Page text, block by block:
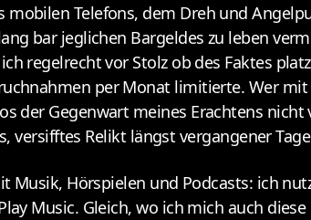
Telefons, dem Dreh und
bar jeglichen Bargeldes zu leben
regelrecht vor Stolz ob des Faktes
per Monat limitierte. Wer
der Gegenwart meines Erachtens
versifftes Relikt längst vergangener
Musik, Hörspielen und Podcasts: ich
Music. Gleich, wo ich mich auch